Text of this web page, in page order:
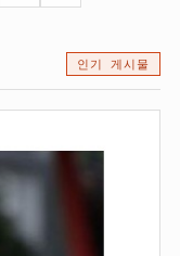
인기 게시물